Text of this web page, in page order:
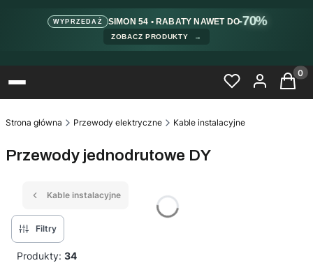
WYPRZEDAŻ SIMON 54 • RABATY NAWET DO-70%
ZOBACZ PRODUKTY →
Strona główna Przewody elektryczne Kable instalacyjne
Przewody jednodrutowe DY
Kable instalacyjne
Filtry
Produkty: 34